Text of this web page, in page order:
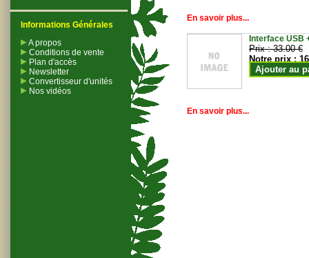
Informations Générales
A propos
Conditions de vente
Plan d'accès
Newsletter
Convertisseur d'unités
Nos vidéos
En savoir plus...
Interface USB
Prix :33.00 €
Notre prix :
Ajouter au
En savoir plus...